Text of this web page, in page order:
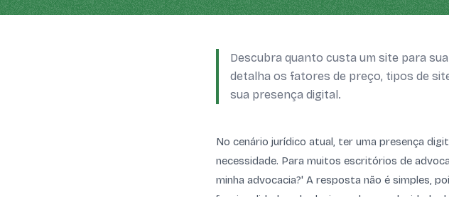
Descubra quanto custa um site para
detalha os fatores de preço, tipos de
sua presença digital.
No cenário jurídico atual, ter uma presença
necessidade. Para muitos escritórios de
minha advocacia?' A resposta não é simples,